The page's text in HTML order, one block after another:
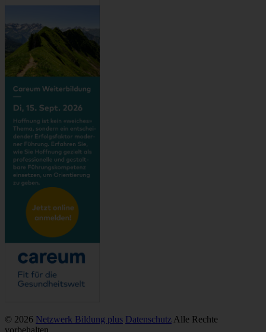
© 2026 Netzwerk Bildung plus Datenschutz Alle Rechte
vorbehalten